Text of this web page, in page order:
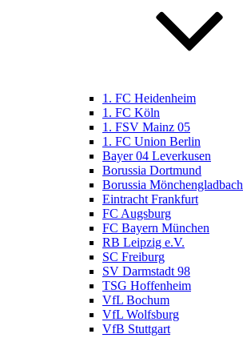
1. FC Heidenheim
1. FC Köln
1. FSV Mainz 05
1. FC Union Berlin
Bayer 04 Leverkusen
Borussia Dortmund
Borussia Mönchengladbach
Eintracht Frankfurt
FC Augsburg
FC Bayern München
RB Leipzig e.V.
SC Freiburg
SV Darmstadt 98
TSG Hoffenheim
VfL Bochum
VfL Wolfsburg
VfB Stuttgart